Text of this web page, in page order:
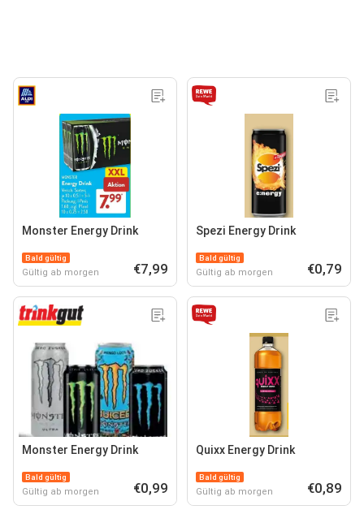
Monster Energy Drink
Bald gültig
Gültig ab morgen €7,99
Spezi Energy Drink
Bald gültig
Gültig ab morgen €0,79
Monster Energy Drink
Bald gültig
Gültig ab morgen €0,99
Quixx Energy Drink
Bald gültig
Gültig ab morgen €0,89